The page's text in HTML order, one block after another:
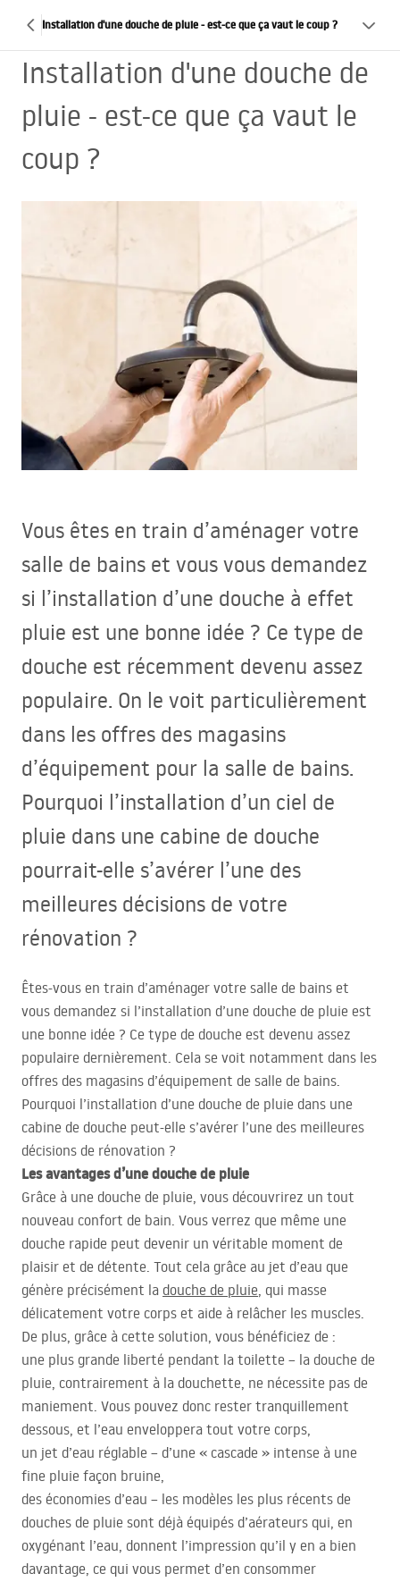
Installation d'une douche de pluie - est-ce que ça vaut le coup ?
Installation d'une douche de
pluie - est-ce que ça vaut le
coup ?
Vous êtes en train d’aménager votre
salle de bains et vous vous demandez
si l’installation d’une douche à effet
pluie est une bonne idée ? Ce type de
douche est récemment devenu assez
populaire. On le voit particulièrement
dans les offres des magasins
d’équipement pour la salle de bains.
Pourquoi l’installation d’un ciel de
pluie dans une cabine de douche
pourrait-elle s’avérer l’une des
meilleures décisions de votre
rénovation ?
Êtes-vous en train d’aménager votre salle de bains et
vous demandez si l’installation d’une douche de pluie est
une bonne idée ? Ce type de douche est devenu assez
populaire dernièrement. Cela se voit notamment dans les
offres des magasins d’équipement de salle de bains.
Pourquoi l’installation d’une douche de pluie dans une
cabine de douche peut-elle s’avérer l’une des meilleures
décisions de rénovation ?
Les avantages d’une douche de pluie
Grâce à une douche de pluie, vous découvrirez un tout
nouveau confort de bain. Vous verrez que même une
douche rapide peut devenir un véritable moment de
plaisir et de détente. Tout cela grâce au jet d’eau que
génère précisément la douche de pluie, qui masse
délicatement votre corps et aide à relâcher les muscles.
De plus, grâce à cette solution, vous bénéficiez de :
une plus grande liberté pendant la toilette – la douche de
pluie, contrairement à la douchette, ne nécessite pas de
maniement. Vous pouvez donc rester tranquillement
dessous, et l’eau enveloppera tout votre corps,
un jet d’eau réglable – d’une « cascade » intense à une
fine pluie façon bruine,
des économies d’eau – les modèles les plus récents de
douches de pluie sont déjà équipés d’aérateurs qui, en
oxygénant l’eau, donnent l’impression qu’il y en a bien
davantage, ce qui vous permet d’en consommer